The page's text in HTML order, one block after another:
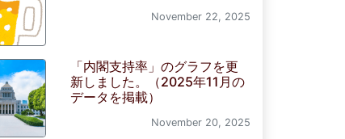
November 22, 2025
「内閣支持率」のグラフを更
新しました。（2025年11月の
データを掲載）
November 20, 2025